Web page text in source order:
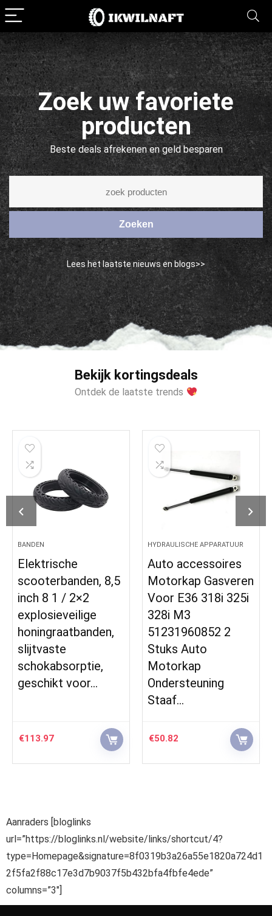
Zoek uw favoriete
producten
Beste deals afrekenen en geld besparen
Zoeken
Lees het laatste nieuws en blogs>>
Bekijk kortingsdeals
Ontdek de laatste trends
HYDRAULISCHE APPARATUUR
Auto accessoires
Motorkap Gasveren
Voor E36 318i 325i
328i M3
51231960852 2
Stuks Auto
Motorkap
Ondersteuning
€50.82
ZITTINGEN
Tractorstoel
Sleppersstoel New
Holland Ford
Oldtimer zitting
PVC blauw passend
€109.90
Aanraders [bloglinks
url=”https://bloglinks.nl/website/links/shortcut/4?
type=Homepage&signature=8f0319b3a26a55e1820a724d1
2f5fa2f88c17e3d7b9037f5b432bfa4fbfe4ede”
columns=”3″]